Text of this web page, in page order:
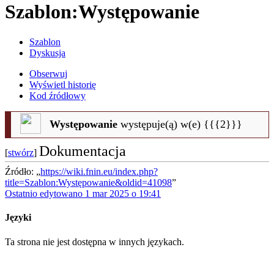
Szablon:Występowanie
Szablon
Dyskusja
Obserwuj
Wyświetl historię
Kod źródłowy
Występowanie występuje(ą) w(e) {{{2}}}
[stwórz] Dokumentacja
Źródło: „https://wiki.fnin.eu/index.php?
title=Szablon:Występowanie&oldid=41098”
Ostatnio edytowano 1 mar 2025 o 19:41
Języki
Ta strona nie jest dostępna w innych językach.